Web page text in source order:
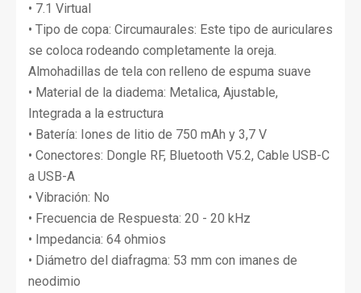
• 7.1 Virtual
• Tipo de copa: Circumaurales: Este tipo de auriculares
se coloca rodeando completamente la oreja.
Almohadillas de tela con relleno de espuma suave
• Material de la diadema: Metalica, Ajustable,
Integrada a la estructura
• Batería: Iones de litio de 750 mAh y 3,7 V
• Conectores: Dongle RF, Bluetooth V5.2, Cable USB-C
a USB-A
• Vibración: No
• Frecuencia de Respuesta: 20 - 20 kHz
• Impedancia: 64 ohmios
• Diámetro del diafragma: 53 mm con imanes de
neodimio